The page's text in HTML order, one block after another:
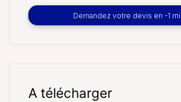
Demandez votre devis en -1
A télécharger